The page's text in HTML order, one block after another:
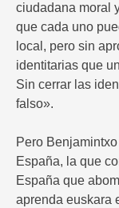
ciudadana moral
que cada uno
local, pero sin
identitarias que
Sin cerrar las
falso».
Pero
España, la que
España que
aprenda euskara